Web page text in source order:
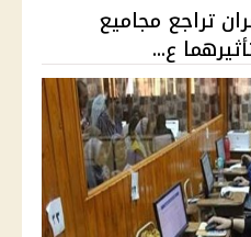
تراجع مجاميع